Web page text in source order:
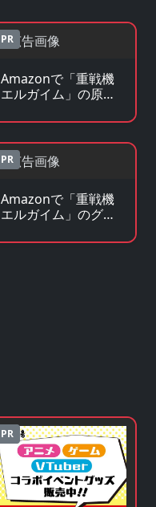
PR
Amazonで「重戦機
エルガイム」の原作
PR
Amazonで「重戦機
エルガイム」のグッ
る
PR